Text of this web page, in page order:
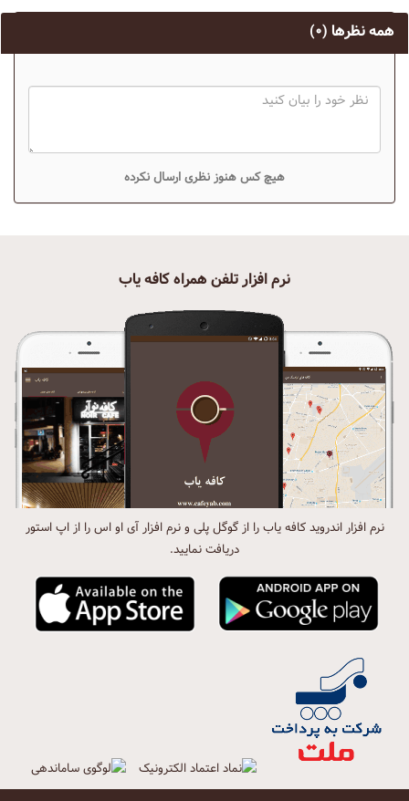
همه نظرها (۰)
هیچ کس هنوز نظری ارسال نکرده
نرم افزار تلفن همراه کافه یاب
نرم افزار اندروید کافه یاب را از گوگل پلی و نرم افزار آی او اس را از اپ استور
دریافت نمایید.